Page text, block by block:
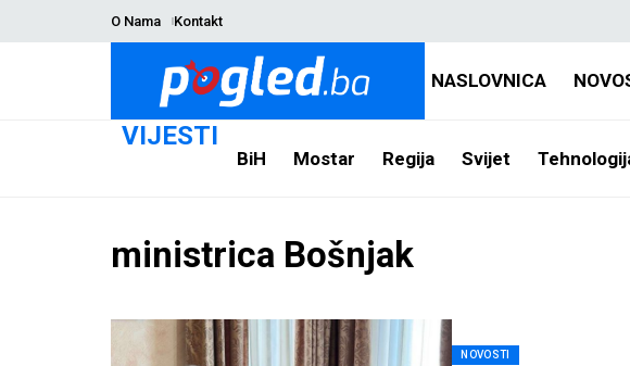
O Nama Kontakt
NASLOVNICA
VIJESTI
BiH Mostar Regija Svijet
ministrica Bošnjak
NOVOSTI